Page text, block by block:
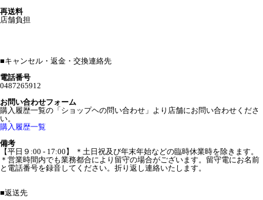
再送料
店舗負担
■キャンセル・返金・交換連絡先
電話番号
0487265912
お問い合わせフォーム
購入履歴一覧の「ショップヘの問い合わせ」より店舗にお問い合わせくださ
い。
購入履歴一覧
備考
【平日９:00 - 17:00】 ＊土日祝及び年末年始などの臨時休業時を除きます。
＊営業時間内でも業務都合により留守の場合がございます。留守電にお名前
と電話番号を録音してください。折り返し連絡いたします。
■返送先